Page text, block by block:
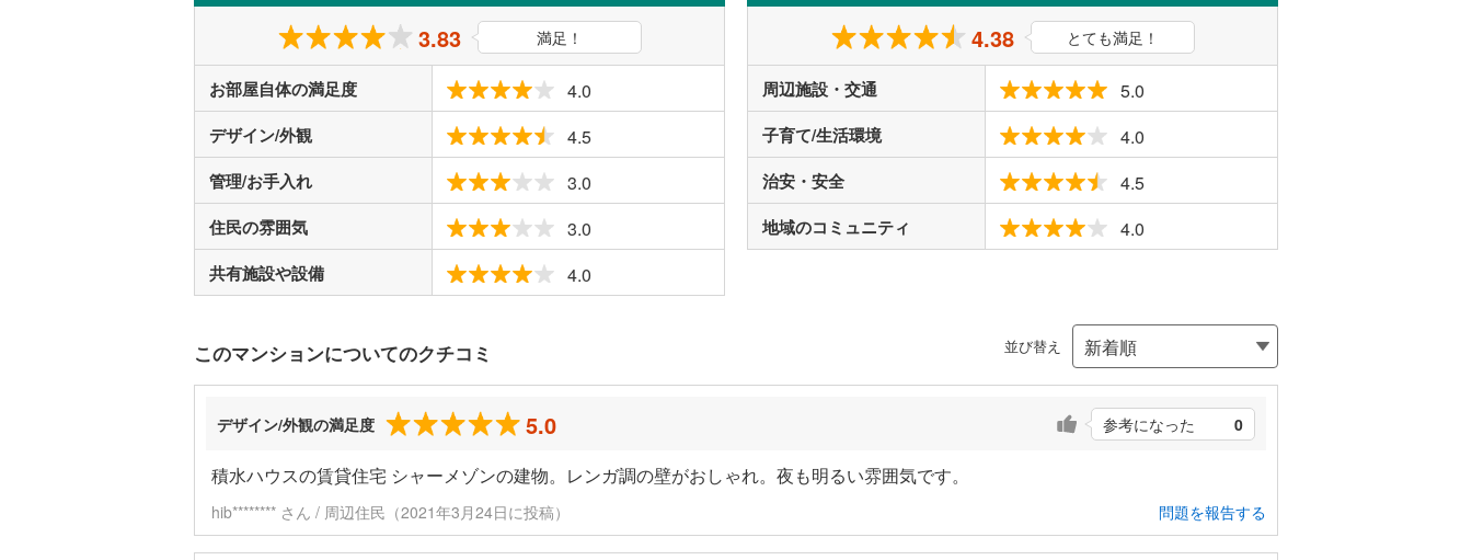
3.83 満足！
お部屋自体の満足度 4.0
デザイン/外観 4.5
管理/お手入れ 3.0
住民の雰囲気 3.0
共有施設や設備 4.0
4.38 とても満足！
周辺施設・交通 5.0
子育て/生活環境 4.0
治安・安全 4.5
地域のコミュニティ 4.0
このマンションについてのクチコミ 並び替え
デザイン/外観の満足度 5.0 参考になった 0
積水ハウスの賃貸住宅 シャーメゾンの建物。レンガ調の壁がおしゃれ。夜も明るい雰囲気です。
hib******** さん / 周辺住民（2021年3月24日に投稿） 問題を報告する